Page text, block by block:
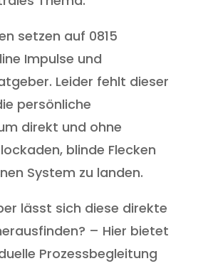
setzen auf 0815
Impulse und
Leider fehlt dieser
persönliche
direkt und ohne
blinde Flecken
System zu landen.
lässt sich diese direkte
– Hier bietet
Prozessbegleitung